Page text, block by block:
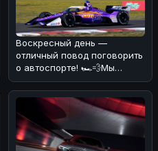
Воскресный день —
отличный повод поговорить
о автоспорте! 🏎️💨Мы
разобрались в новости о
том, что R